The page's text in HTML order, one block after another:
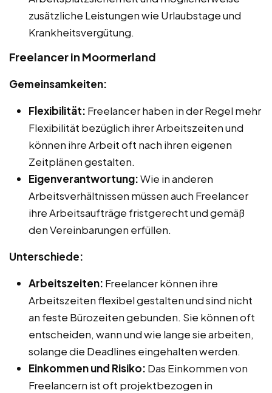
zusätzliche Leistungen wie Urlaubstage und
Krankheitsvergütung.
Freelancer in Moormerland
Gemeinsamkeiten:
Flexibilität: Freelancer haben in der Regel mehr
Flexibilität bezüglich ihrer Arbeitszeiten und
können ihre Arbeit oft nach ihren eigenen
Zeitplänen gestalten.
Eigenverantwortung:Wie in anderen
Arbeitsverhältnissen müssen auch Freelancer
ihre Arbeitsaufträge fristgerecht und gemäß
den Vereinbarungen erfüllen.
Unterschiede:
Arbeitszeiten: Freelancer können ihre
Arbeitszeiten flexibel gestalten und sind nicht
an feste Bürozeiten gebunden. Sie können oft
entscheiden, wann und wie lange sie arbeiten,
solange die Deadlines eingehalten werden.
Einkommen und Risiko: Das Einkommen von
Freelancern ist oft projektbezogen in